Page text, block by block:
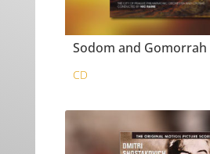
Sodom and Gomorrah
CD